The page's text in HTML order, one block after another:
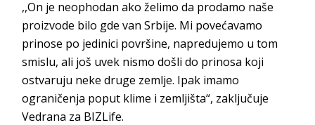
,,On je neophodan ako želimo da prodamo naše
proizvode bilo gde van Srbije. Mi povećavamo
prinose po jedinici površine, napredujemo u tom
smislu, ali još uvek nismo došli do prinosa koji
ostvaruju neke druge zemlje. Ipak imamo
ograničenja poput klime i zemljišta“, zaključuje
Vedrana za BIZLife.